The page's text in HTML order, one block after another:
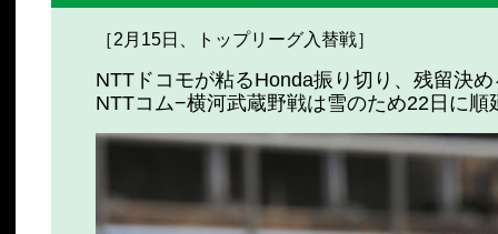
［2月15日、トップリーグ入替戦］
NTTドコモが粘るHonda振り切り、残留決め
NTTコム−横河武蔵野戦は雪のため22日に順